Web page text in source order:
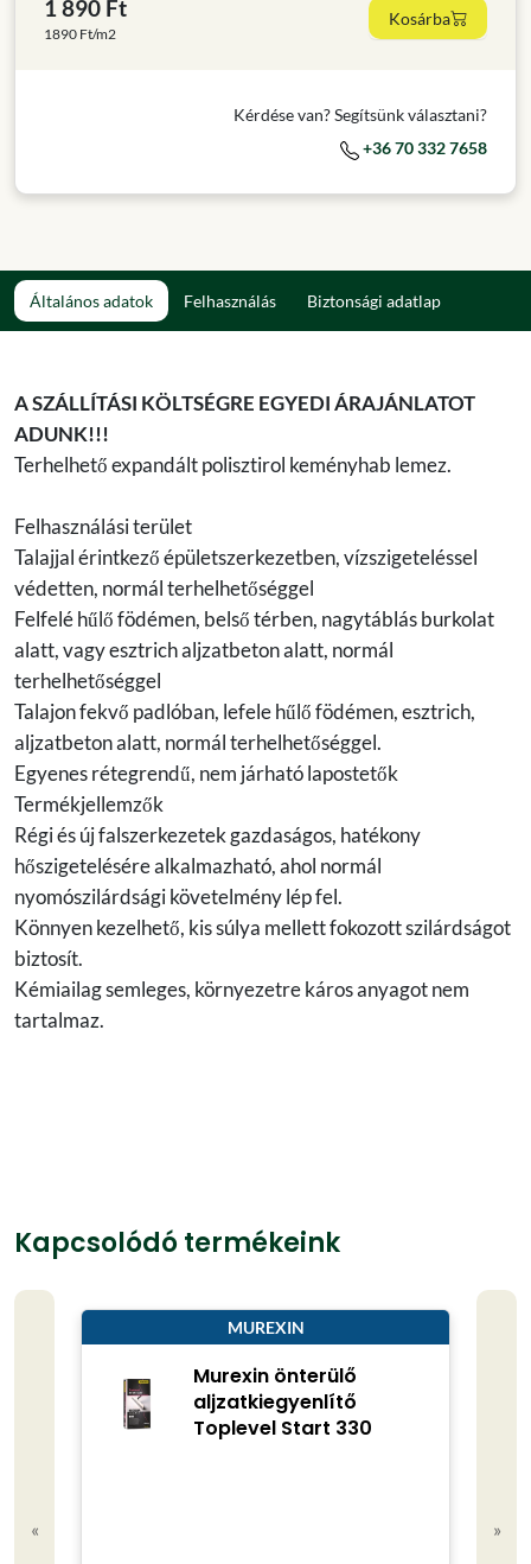
1 890 Ft
1890 Ft/m2
Kosárba
Kérdése van? Segítsünk választani?
+36 70 332 7658
Általános adatok Felhasználás Biztonsági adatlap
A SZÁLLÍTÁSI KÖLTSÉGRE EGYEDI ÁRAJÁNLATOT
ADUNK!!!
Terhelhető expandált polisztirol keményhab lemez.
Felhasználási terület
Talajjal érintkező épületszerkezetben, vízszigeteléssel
védetten, normál terhelhetőséggel
Felfelé hűlő födémen, belső térben, nagytáblás burkolat
alatt, vagy esztrich aljzatbeton alatt, normál
terhelhetőséggel
Talajon fekvő padlóban, lefele hűlő födémen, esztrich,
aljzatbeton alatt, normál terhelhetőséggel.
Egyenes rétegrendű, nem járható lapostetők
Termékjellemzők
Régi és új falszerkezetek gazdaságos, hatékony
hőszigetelésére alkalmazható, ahol normál
nyomószilárdsági követelmény lép fel.
Könnyen kezelhető, kis súlya mellett fokozott szilárdságot
biztosít.
Kémiailag semleges, környezetre káros anyagot nem
tartalmaz.
Kapcsolódó termékeink
«
MUREXIN
Murexin önterülő
aljzatkiegyenlítő
Toplevel Start 330
»